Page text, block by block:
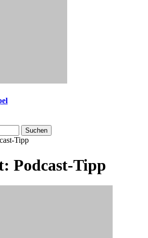
Tipp
Podcast-Tipp